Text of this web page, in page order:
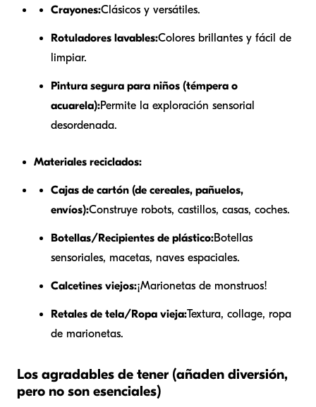
Crayones:Clásicos y versátiles.
Rotuladores lavables:Colores brillantes y fácil de
limpiar.
Pintura segura para niños (témpera o
acuarela):Permite la exploración sensorial
desordenada.
Materiales reciclados:
Cajas de cartón (de cereales, pañuelos,
envíos):Construye robots, castillos, casas, coches.
Botellas/Recipientes de plástico:Botellas
sensoriales, macetas, naves espaciales.
Calcetines viejos:¡Marionetas de monstruos!
Retales de tela/Ropa vieja:Textura, collage, ropa
de marionetas.
Los agradables de tener (añaden diversión,
pero no son esenciales)